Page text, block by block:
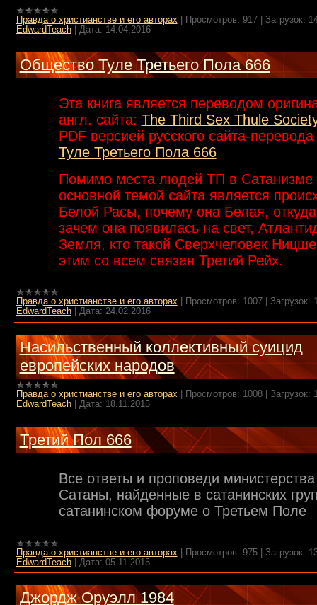
Правда о христианстве и его авторах Просмотров: 917| Загрузок:
EdwardTeach| Дата: 14.04.2016
Общество Туле Третьего Пола 666
Эта книга является переводом
англ. сайта: The Third Sex Thule
PDF версией русского сайта-перевода
Туле Третьего Пола 666
Помимо места людей ТП в Сатанизме
основной темой сайта является
Белой Расы, почему она Белая,
зачем она появилась на свет,
Земля, кто такой Сверхчеловек Ницше
этим со всем связан Третий Рейх.
Правда о христианстве и его авторах| Просмотров: 1007| Загрузок:
EdwardTeach| Дата: 24.02.2016
Насильственный коллективный суицид
европейских народов
Правда о христианстве и его авторах| Просмотров: 1008| Загрузок:
EdwardTeach| Дата: 18.11.2015
Третий Пол 666
Все ответы и проповеди
Сатаны, найденные в сатанинских
сатанинском форуме о Третьем Поле
Правда о христианстве и его авторах Просмотров: 975| Загрузок:
EdwardTeach| Дата: 05.11.2015
Джордж Оруэлл 1984